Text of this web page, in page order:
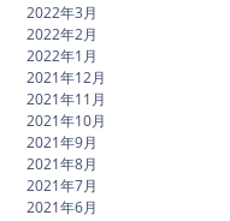
2022年3月
2022年2月
2022年1月
2021年12月
2021年11月
2021年10月
2021年9月
2021年8月
2021年7月
2021年6月